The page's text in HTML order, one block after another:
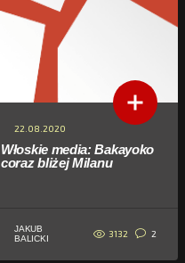
22.08.2020
Włoskie media: Bakayoko
coraz bliżej Milanu
JAKUB
BALICKI
3132 2